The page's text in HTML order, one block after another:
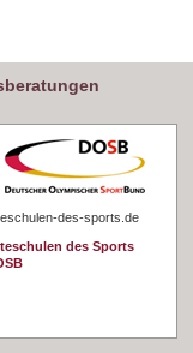
des-sports.de
des Sports